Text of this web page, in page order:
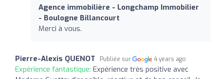
Agence immobilière - Longchamp Immobilier
- Boulogne Billancourt
Merci à vous.
Pierre-Alexis QUENOT Publiée sur 4 years ago
Expérience fantastique: Expérience très positive avec